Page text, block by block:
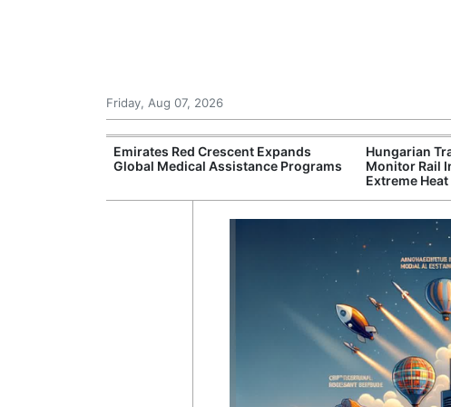
Friday, Aug 07, 2026
Emirates Red Crescent Expands
Global Medical Assistance Programs
Hungarian
Monitor Rail
Extreme Heat